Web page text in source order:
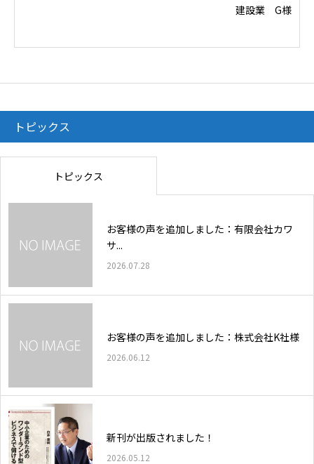
建設業 G様
トピックス
トピックス
お客様の声を追加しました：有限会社カワ
サ...
2026.07.28
お客様の声を追加しました：株式会社K社様
2026.06.12
新刊が出版されました！
2026.05.12